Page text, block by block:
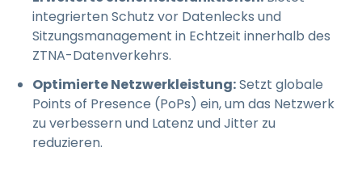
integrierten Schutz vor Datenlecks und
Sitzungsmanagement in Echtzeit innerhalb des
ZTNA-Datenverkehrs.
Optimierte Netzwerkleistung:Setzt globale
Points of Presence (PoPs) ein, um das Netzwerk
zu verbessern und Latenz und Jitter zu
reduzieren.